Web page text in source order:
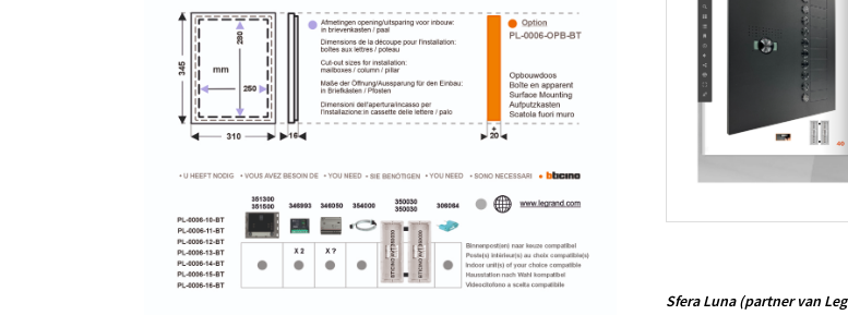
Sfera Luna(partner van